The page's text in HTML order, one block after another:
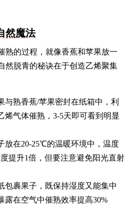
然魔法
熟的过程，就像香蕉和苹果放一
然脱青的秘诀在于创造乙烯聚集
与熟香蕉/苹果密封在纸箱中，利
烯气体催熟，3-5天即可看到明显
放在20-25℃的温暖环境中，温度
提升1倍，但要注意避免阳光直射
包裹果子，既保持湿度又能集中
露在空气中催熟效率提高30%